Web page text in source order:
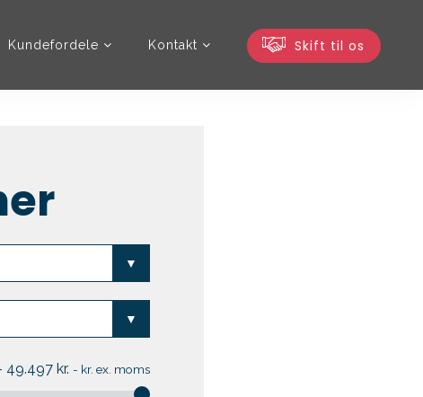
Kundefordele Kontakt Skift til os
49.497kr. - kr. ex. moms